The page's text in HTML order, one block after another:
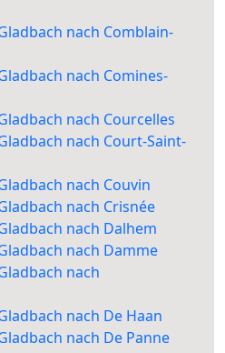
nach Comblain-
nach Comines-
nach Courcelles
nach Court-Saint-
nach Couvin
nach Crisnée
nach Dalhem
nach Damme
nach
nach De Haan
nach De Panne